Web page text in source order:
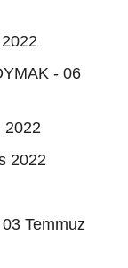
- 06
2022
2022
Temmuz